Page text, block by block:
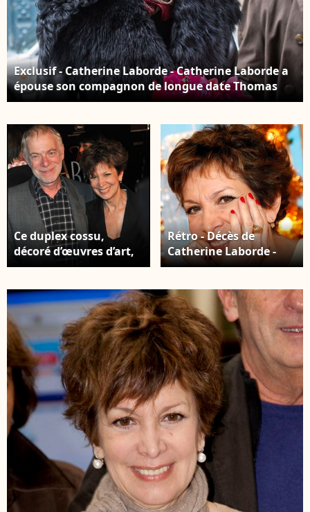
Exclusif - Catherine Laborde - Catherine Laborde a
épouse son compagnon de longue date Thomas
Stern, publicitaire, samedi 9 novembre 2013 a la
de ses amis les plus proches. AGENCE / BESTIMAGE
Ce duplex cossu,
décoré d’œuvres d’art,
a été spécialement
famille et proches
venus de différentes
régions. Françoise y vit
avec son Yorkshire et a
pu y retrouver ses
petits-enfants, Saul et
Sienna, lors de
l’hommage à
Catherine Laborde.
Archives : Catherine
Laborde et Thomas
Stern au grand Rex
Paris @Bestimage
Rétro - Décès de
Catherine Laborde -
Catherine Laborde
BESTIMAGE